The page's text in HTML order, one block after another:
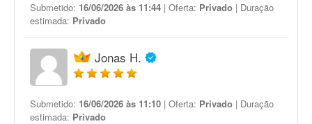
Submetido: 16/06/2026 às 11:44 | Oferta: Privado | Duração
estimada: Privado
Jonas H.
Submetido: 16/06/2026 às 11:10 | Oferta: Privado | Duração
estimada: Privado